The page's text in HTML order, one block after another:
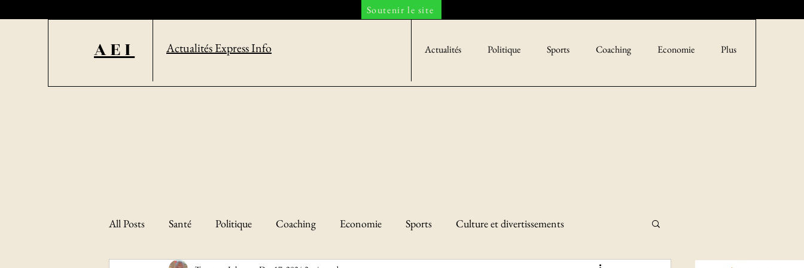
Soutenir le site
AEI Actualités Express Info Actualités Politique Sports Coaching Economie Plus
All Posts Santé Politique Coaching Economie Sports Culture et divertissements